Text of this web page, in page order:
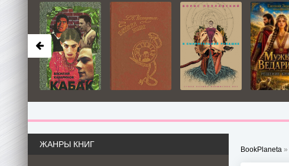
BookPlaneta »
ЖАНРЫ КНИГ